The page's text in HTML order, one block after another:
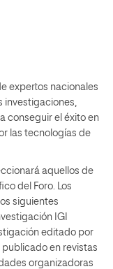
expertos nacionales
investigaciones,
conseguir el éxito en
las tecnologías de
aquellos de
del Foro. Los
siguientes
IGI
editado por
publicado en revistas
organizadoras